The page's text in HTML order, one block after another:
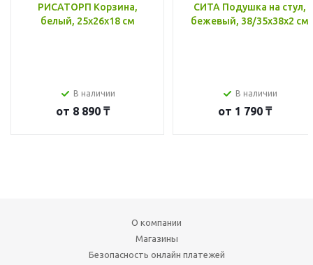
РИСАТОРП Корзина,
белый, 25x26x18 см
В наличии
от 8 890 ₸
СИТА Подушка на стул,
бежевый, 38/35x38x2 см
В наличии
от 1 790 ₸
О компании
Магазины
Безопасность онлайн платежей